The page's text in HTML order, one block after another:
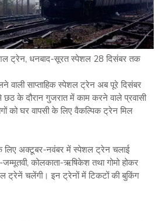
ट्रेन, धनबाद-सूरत स्पेशल 28 दिसंबर तक
वाली साप्ताहिक स्पेशल ट्रेन अब पूरे दिसंबर
के दौरान गुजरात में काम करने वाले प्रवासी
को घर वापसी के लिए वैकल्पिक ट्रेन मिल
लिए अक्टूबर-नवंबर में स्पेशल ट्रेन चलाई
कोलकाता-ऋषिकेश तथा गोमो होकर
चलेंगी। इन ट्रेनों में टिकटों की बुकिंग